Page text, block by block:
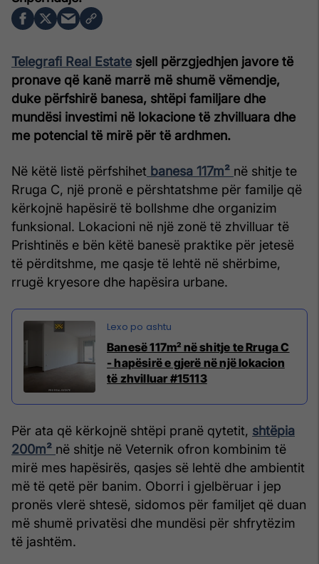
Telegrafi Real Estate sjell përzgjedhjen javore të
pronave që kanë marrë më shumë vëmendje,
duke përfshirë banesa, shtëpi familjare dhe
mundësi investimi në lokacione të zhvilluara dhe
me potencial të mirë për të ardhmen.
Në këtë listë përfshihet banesa 117m² në shitje te
Rruga C, një pronë e përshtatshme për familje që
kërkojnë hapësirë të bollshme dhe organizim
funksional. Lokacioni në një zonë të zhvilluar të
Prishtinës e bën këtë banesë praktike për jetesë
të përditshme, me qasje të lehtë në shërbime,
rrugë kryesore dhe hapësira urbane.
Banesë 117m² në shitje te Rruga C
- hapësirë e gjerë në një lokacion
të zhvilluar #15113
Për ata që kërkojnë shtëpi pranë qytetit, shtëpia
200m² në shitje në Veternik ofron kombinim të
mirë mes hapësirës, qasjes së lehtë dhe ambientit
më të qetë për banim. Oborri i gjelbëruar i jep
pronës vlerë shtesë, sidomos për familjet që duan
më shumë privatësi dhe mundësi për shfrytëzim
të jashtëm.